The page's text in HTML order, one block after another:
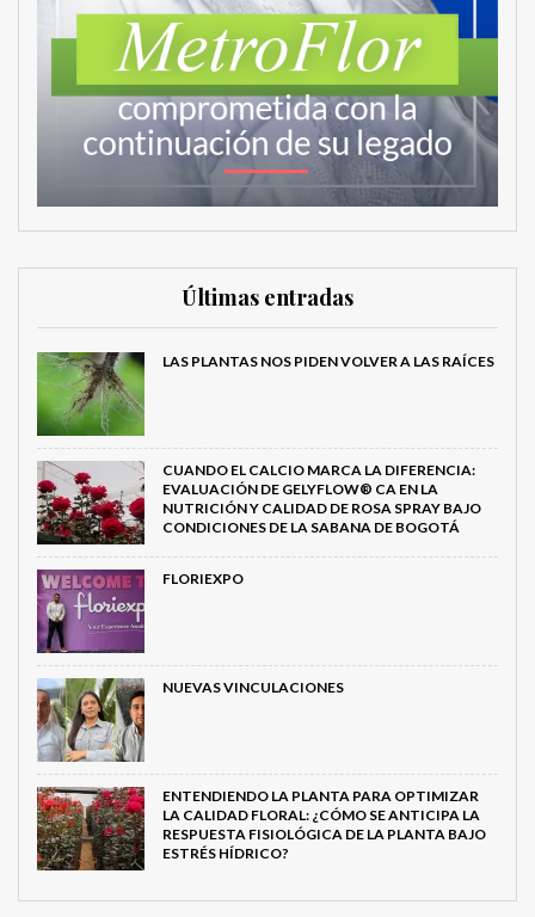
Últimas entradas
LAS PLANTAS NOS PIDEN VOLVER A LAS RAÍCES
CUANDO EL CALCIO MARCA LA DIFERENCIA:
EVALUACIÓN DE GELYFLOW® CA EN LA
NUTRICIÓN Y CALIDAD DE ROSA SPRAY BAJO
CONDICIONES DE LA SABANA DE BOGOTÁ
FLORIEXPO
NUEVAS VINCULACIONES
ENTENDIENDO LA PLANTA PARA OPTIMIZAR
LA CALIDAD FLORAL: ¿CÓMO SE ANTICIPA LA
RESPUESTA FISIOLÓGICA DE LA PLANTA BAJO
ESTRÉS HÍDRICO?